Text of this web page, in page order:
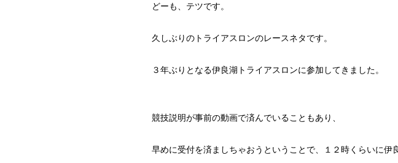
どーも、テツです。
久しぶりのトライアスロンのレースネタです。
３年ぶりとなる伊良湖トライアスロンに参加してきました。
競技説明が事前の動画で済んでいることもあり、
早めに受付を済ましちゃおうということで、１２時くらいに伊